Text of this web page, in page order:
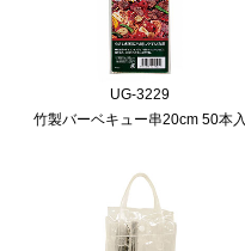
UG-3229
竹製バーベキュー串20cm 50本入